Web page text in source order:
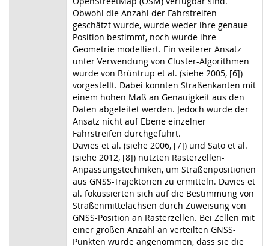
Obwohl die Anzahl der Fahrstreifen
geschätzt wurde, wurde weder ihre genaue
Position bestimmt, noch wurde ihre
Geometrie modelliert. Ein weiterer Ansatz
unter Verwendung von Cluster-Algorithmen
wurde von Brüntrup et al. (siehe 2005, [6])
vorgestellt. Dabei konnten Straßenkanten mit
einem hohen Maß an Genauigkeit aus den
Daten abgeleitet werden. Jedoch wurde der
Ansatz nicht auf Ebene einzelner
Fahrstreifen durchgeführt.
Davies et al. (siehe 2006, [7]) und Sato et al.
(siehe 2012, [8]) nutzten Rasterzellen-
Anpassungstechniken, um Straßenpositionen
aus GNSS-Trajektorien zu ermitteln. Davies et
al. fokussierten sich auf die Bestimmung von
Straßenmittelachsen durch Zuweisung von
GNSS-Position an Rasterzellen. Bei Zellen mit
einer großen Anzahl an verteilten GNSS-
Punkten wurde angenommen, dass sie die